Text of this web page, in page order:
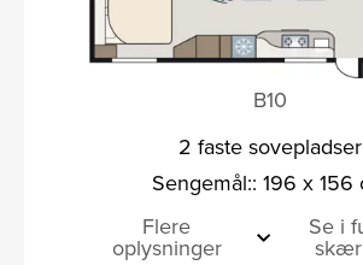
B10
2 faste sovepladser
Sengemål:: 196 x 156
Flere
oplysninger
Se i